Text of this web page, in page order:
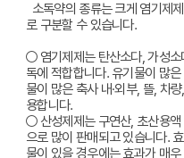
소독약의 종류는 크게 염기제
로 구분할 수 있습니다.
○ 염기제제는 탄산소다, 가성소
독에 적합합니다. 유기물이 많
물이 많은 축사 내·외부, 뜰, 차
용합니다.
○ 산성제제는 구연산, 초산용
으로 많이 판매되고 있습니다.
물이 있을 경우에는 효과가 매